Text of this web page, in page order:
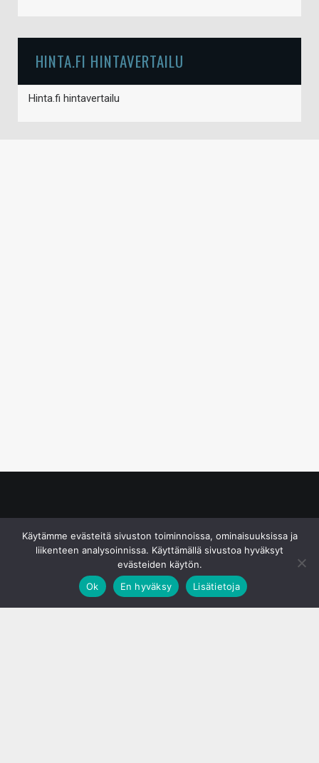
HINTA.FI HINTAVERTAILU
Hinta.fi hintavertailu
Käytämme evästeitä sivuston toiminnoissa, ominaisuuksissa ja
liikenteen analysoinnissa. Käyttämällä sivustoa hyväksyt
evästeiden käytön.
Ok
En hyväksy Lisätietoja